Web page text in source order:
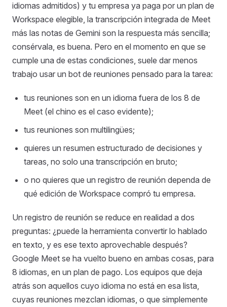
idiomas admitidos) y tu empresa ya paga por un plan de
Workspace elegible, la transcripción integrada de Meet
más las notas de Gemini son la respuesta más sencilla;
consérvala, es buena. Pero en el momento en que se
cumple una de estas condiciones, suele dar menos
trabajo usar un bot de reuniones pensado para la tarea:
tus reuniones son en un idioma fuera de los 8 de
Meet (el chino es el caso evidente);
tus reuniones son multilingües;
quieres un resumen estructurado de decisiones y
tareas, no solo una transcripción en bruto;
o no quieres que un registro de reunión dependa de
qué edición de Workspace compró tu empresa.
Un registro de reunión se reduce en realidad a dos
preguntas: ¿puede la herramienta convertir lo hablado
en texto, y es ese texto aprovechable después?
Google Meet se ha vuelto bueno en ambas cosas, para
8 idiomas, en un plan de pago. Los equipos que deja
atrás son aquellos cuyo idioma no está en esa lista,
cuyas reuniones mezclan idiomas, o que simplemente